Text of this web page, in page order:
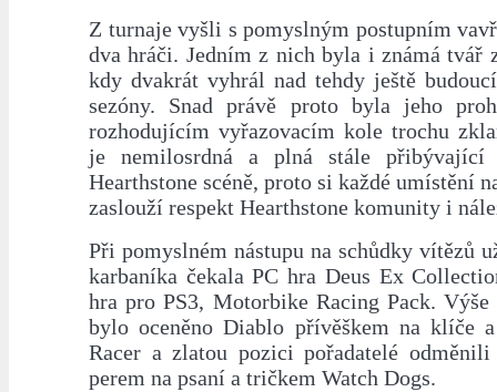
Z turnaje vyšli s pomyslným postupním
dva hráči. Jedním z nich byla i známá tvář
kdy dvakrát vyhrál nad tehdy ještě
sezóny. Snad právě proto byla jeho
rozhodujícím vyřazovacím kole trochu
je nemilosrdná a plná stále přibývající
Hearthstone scéně, proto si každé umístění
zaslouží respekt Hearthstone komunity i
Při pomyslném nástupu na schůdky vítězů
karbaníka čekala PC hra Deus Ex
hra pro PS3, Motorbike Racing Pack.
bylo oceněno Diablo přívěškem na klíče
Racer a zlatou pozici pořadatelé odměnili
perem na psaní a tričkem Watch Dogs.